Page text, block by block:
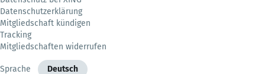
Datenschutzerklärung
Mitgliedschaft kündigen
Tracking
Mitgliedschaften widerrufen
Sprache Deutsch